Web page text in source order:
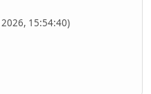
15:54:40)